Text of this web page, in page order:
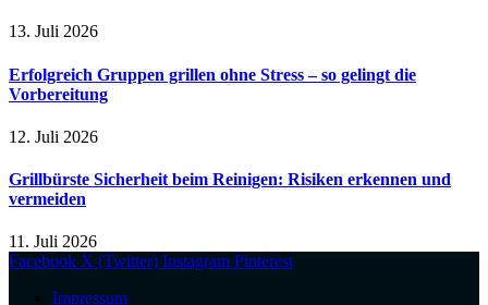
13. Juli 2026
Erfolgreich Gruppen grillen ohne Stress – so gelingt die
Vorbereitung
12. Juli 2026
Grillbürste Sicherheit beim Reinigen: Risiken erkennen und
vermeiden
11. Juli 2026
Facebook X (Twitter) Instagram Pinterest
Impressum